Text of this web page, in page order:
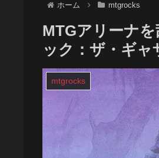
ホーム mtgrocks
MTGアリーナ
ック：ザ・ギャ
mtgrocks